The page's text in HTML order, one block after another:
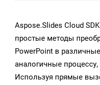
Aspose.Slides Cloud
простые методы
PowerPoint в
аналогичные
Используя прямые